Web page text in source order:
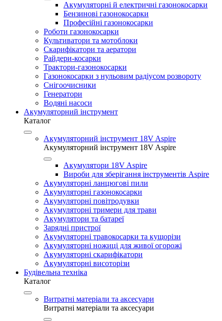
Акумуляторні й електричні газонокосарки
Бензинові газонокосарки
Професійні газонокосарки
Роботи газонокосарки
Культиватори та мотоблоки
Скарифікатори та аератори
Райдери-косарки
Трактори-газонокосарки
Газонокосарки з нульовим радіусом розвороту
Снігоочисники
Генератори
Водяні насоси
Акумуляторний інструмент
Каталог
Акумуляторний інструмент 18V Aspire
Акумуляторний інструмент 18V Aspire
Акумулятори 18V Aspire
Вироби для зберігання інструментів Aspire
Акумуляторні ланцюгові пили
Акумуляторні газонокосарки
Акумуляторні повітродувки
Акумуляторні тримери для трави
Акумулятори та батареї
Зарядні пристрої
Акумуляторні травокосарки та кущорізи
Акумуляторні ножиці для живої огорожі
Акумуляторні скарифікатори
Акумуляторні висоторізи
Будівельна техніка
Каталог
Витратні матеріали та аксесуари
Витратні матеріали та аксесуари